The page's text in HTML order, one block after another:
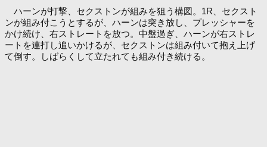
ハーンが打撃、セクストンが組みを狙う構図。1R、セクスト
ンが組み付こうとするが、ハーンは突き放し、プレッシャーを
かけ続け、右ストレートを放つ。中盤過ぎ、ハーンが右ストレ
ートを連打し追いかけるが、セクストンは組み付いて抱え上げ
て倒す。しばらくして立たれても組み付き続ける。